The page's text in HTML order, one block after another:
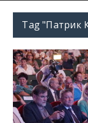
Tag "Патрик